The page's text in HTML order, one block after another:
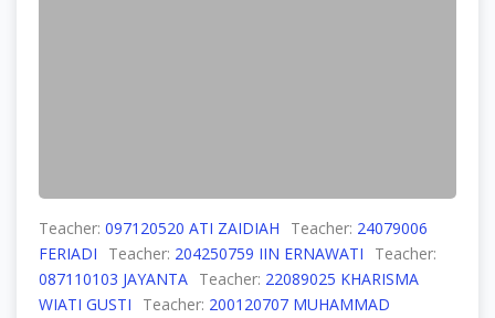
Teacher: 097120520 ATI ZAIDIAH Teacher: 24079006
FERIADI
Teacher: 204250759 IIN ERNAWATI
Teacher:
087110103 JAYANTA Teacher: 22089025 KHARISMA
WIATI GUSTI
Teacher: 200120707 MUHAMMAD